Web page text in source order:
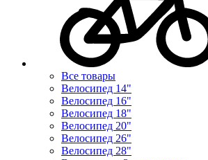
Все товары
Велосипед 14"
Велосипед 16"
Велосипед 18"
Велосипед 20"
Велосипед 26"
Велосипед 28"